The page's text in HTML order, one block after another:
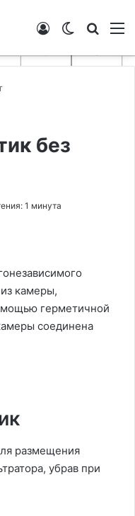
Switch skin
Войти
без
1 минута
камеры,
герметичной
соединена
размещения
убрав при